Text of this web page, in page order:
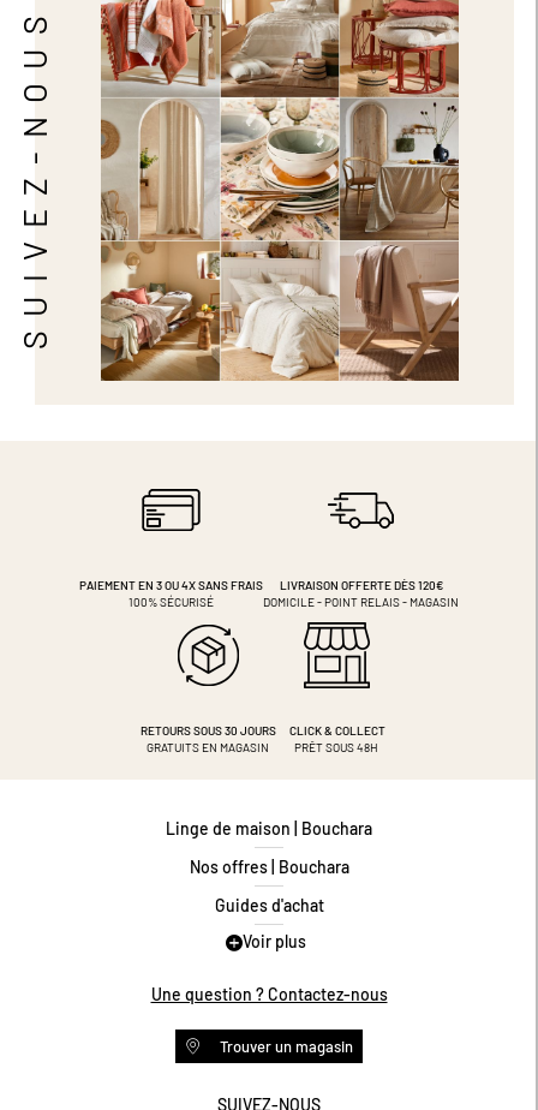
SUIVEZ-NOUS
PAIEMENT EN 3 OU 4XSANS FRAIS
100% SÉCURISÉ
LIVRAISON OFFERTE DÈS 120€
DOMICILE - POINT RELAIS - MAGASIN
RETOURS SOUS 30 JOURS
GRATUITS EN MAGASIN
CLICK & COLLECT
PRÊT SOUS 48H
Linge de maison | Bouchara
Nos offres | Bouchara
Guides d'achat
Guide des tailles
Programme de fidélité
Conditions des offres
Voir plus
Une question ? Contactez-nous
Trouver un magasin
SUIVEZ-NOUS